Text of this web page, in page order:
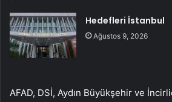
Hedefleri İstanbul
Ağustos 9, 2026
AFAD, DSİ, Aydın Büyükşehir ve